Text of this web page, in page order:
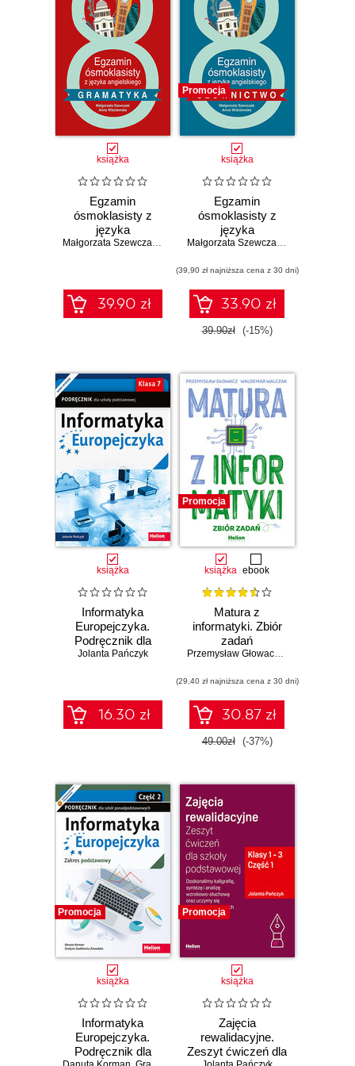
książka
Egzamin
ósmoklasisty z
języka
angielskiego - Małgorzata Szewczak
, Anna Wiśniewska
39.90 zł
Promocja
książka
Egzamin
ósmoklasisty z
języka
angielskiego - Małgorzata Szewczak
,
(39,90 zł najniższa cena z 30 dni)
33.90 zł
39.90zł (-15%)
książka
Informatyka
Europejczyka.
Podręcznik dla
szkoły
II)
Jolanta Pańczyk
16.30 zł
Promocja
książka ebook
Matura z
informatyki. Zbiór
zadań
Przemysław Głowacz
,
(29,40 zł najniższa cena z 30 dni)
30.87 zł
49.00zł (-37%)
Promocja
książka
Informatyka
Europejczyka.
Podręcznik dla
Promocja
książka
Zajęcia
rewalidacyjne.
Zeszyt ćwiczeń dla